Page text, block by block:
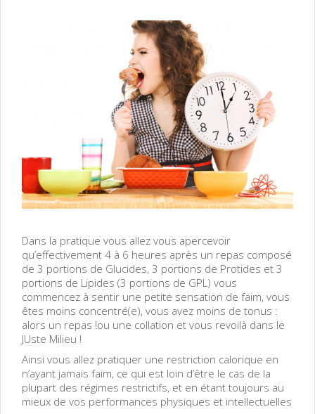
Dans la pratique vous allez vous apercevoir
qu’effectivement 4 à 6 heures après un repas composé
de 3 portions de Glucides, 3 portions de Protides et 3
portions de Lipides (3 portions de GPL) vous
commencez à sentir une petite sensation de faim, vous
êtes moins concentré(e), vous avez moins de tonus :
alors un repas !ou une collation et vous revoilà dans le
JUste Milieu !
Ainsi vous allez pratiquer une restriction calorique en
n’ayant jamais faim, ce qui est loin d’être le cas de la
plupart des régimes restrictifs, et en étant toujours au
mieux de vos performances physiques et intellectuelles